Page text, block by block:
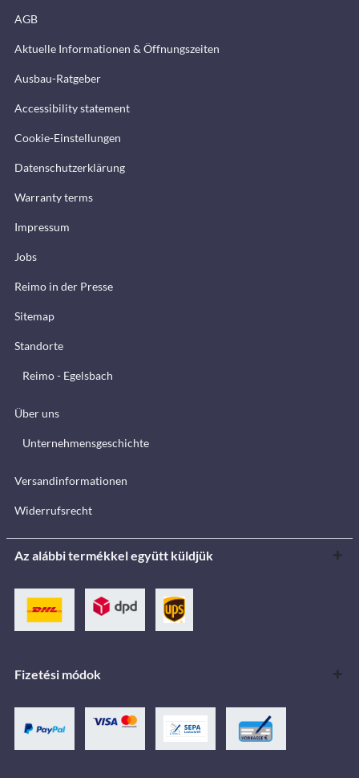
AGB
Aktuelle Informationen & Öffnungszeiten
Ausbau-Ratgeber
Accessibility statement
Cookie-Einstellungen
Datenschutzerklärung
Warranty terms
Impressum
Jobs
Reimo in der Presse
Sitemap
Standorte
Reimo - Egelsbach
Über uns
Unternehmensgeschichte
Versandinformationen
Widerrufsrecht
Az alábbi termékkel együtt küldjük
Fizetési módok